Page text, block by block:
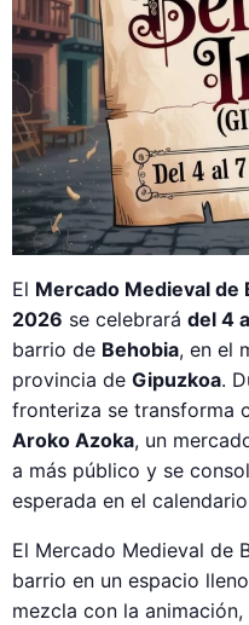
El Mercado Medieval de
2026 se celebrará del 4
barrio de Behobia, en el
provincia de Gipuzkoa.
fronteriza se transforma
Aroko Azoka, un
a más público y se
esperada en el
El Mercado Medieval de
barrio en un espacio
mezcla con la